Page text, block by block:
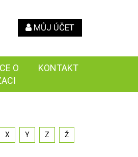
MŮJ ÚČET
O
KONTAKT
X Y Z Ž